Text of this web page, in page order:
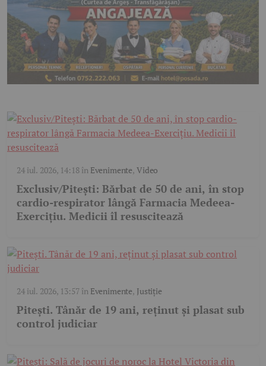
24 iul. 2026, 14:18în Evenimente,Video
Exclusiv/Pitești: Bărbat de 50 de ani, în stop
cardio-respirator lângă Farmacia Medeea-
Exercițiu. Medicii îl resuscitează
24 iul. 2026, 13:57în Evenimente, Justiție
Pitești. Tânăr de 19 ani, reținut și plasat sub
control judiciar